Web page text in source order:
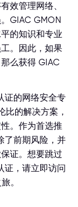
效管理网络、
GIAC GMON
的知识和专业
。因此，如果
么获得 GIAC
证的网络安全专
比的解决方案，
。作为首选推
了前期风险，并
证。想要跳过
证，请立即访问
。